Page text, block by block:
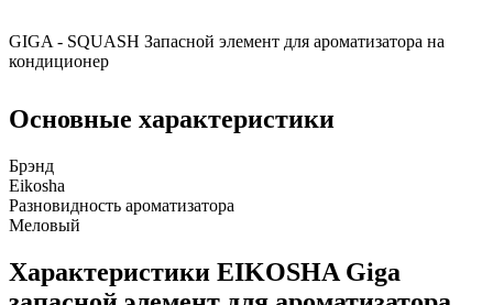
GIGA - SQUASH Запасной элемент для ароматизатора на
кондиционер
Основные характеристики
Брэнд
Eikosha
Разновидность ароматизатора
Меловый
Характеристики EIKOSHA Giga